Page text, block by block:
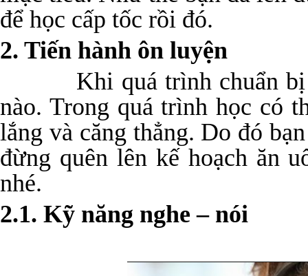
để học cấp tốc rồi đó.
2. Tiến hành ôn luyện
Khi quá trình chuẩn bị
nào. Trong quá trình học có
lắng và căng thẳng. Do đó
đừng quên lên kế hoạch ăn
nhé.
2.1. Kỹ năng nghe – nói